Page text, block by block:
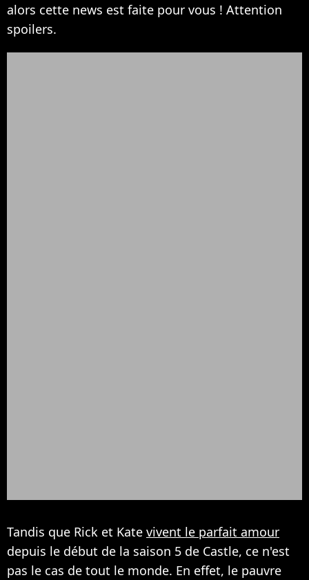
alors cette news est faite pour vous ! Attention
spoilers.
Tandis que Rick et Kate vivent le parfait amour
depuis le début de la saison 5 de Castle, ce n'est
pas le cas de tout le monde. En effet, le pauvre